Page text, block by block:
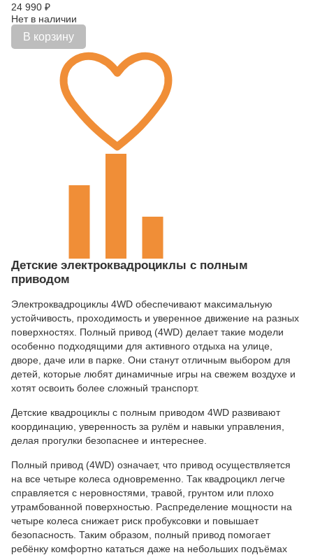
24 990 ₽
Нет в наличии
В корзину
Детские электроквадроциклы с полным
приводом
Электроквадроциклы 4WD обеспечивают максимальную
устойчивость, проходимость и уверенное движение на разных
поверхностях. Полный привод (4WD) делает такие модели
особенно подходящими для активного отдыха на улице,
дворе, даче или в парке. Они станут отличным выбором для
детей, которые любят динамичные игры на свежем воздухе и
хотят освоить более сложный транспорт.
Детские квадроциклы с полным приводом 4WD развивают
координацию, уверенность за рулём и навыки управления,
делая прогулки безопаснее и интереснее.
Полный привод (4WD) означает, что привод осуществляется
на все четыре колеса одновременно. Так квадроцикл легче
справляется с неровностями, травой, грунтом или плохо
утрамбованной поверхностью. Распределение мощности на
четыре колеса снижает риск пробуксовки и повышает
безопасность. Таким образом, полный привод помогает
ребёнку комфортно кататься даже на небольших подъёмах